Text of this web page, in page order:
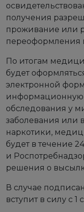
получения
проживание или
переоформления
По итогам
будет
электронной
информационную
обследования у
заболевания или
наркотики,
будет в течение
и
решения о
В случае
вступит в силу с 1